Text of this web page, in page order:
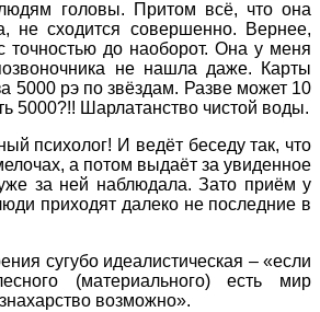
головы. Притом всё, что она
не сходится совершенно. Вернее,
точностью до наоборот. Она у меня
не нашла даже. Карты
5000 рэ по звёздам. Разве может 10
5000?!! Шарлатанство чистой воды.
И ведёт беседу так, что
а потом выдаёт за увиденное
за ней наблюдала. Зато приём у
приходят далеко не последние в
сугубо идеалистическая – «если
(материального) есть мир
возможно».